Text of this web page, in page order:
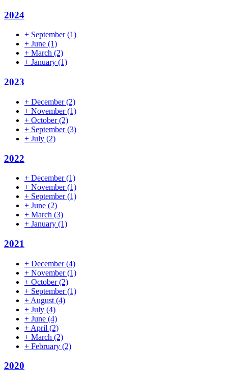
2024
+ September(1)
+ June (1)
+ March (2)
+ January (1)
2023
+ December(2)
+ November(1)
+ October(2)
+ September(3)
+ July (2)
2022
+ December(1)
+ November(1)
+ September(1)
+ June (2)
+ March (3)
+ January (1)
2021
+ December(4)
+ November(1)
+ October(2)
+ September(1)
+ August (4)
+ July (4)
+ June (4)
+ April (2)
+ March (2)
+ February (2)
2020